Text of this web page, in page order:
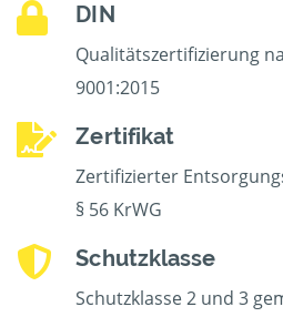
DIN
Qualitätszertifizierung
9001:2015
Zertifikat
Zertifizierter
§ 56 KrWG
Schutzklasse
Schutzklasse 2 und 3